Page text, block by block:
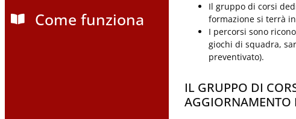
Come funziona
Il gruppo di corsi
formazione si terrà
I percorsi sono
giochi di squadra,
preventivato).
IL GRUPPO DI
AGGIORNAMENTO